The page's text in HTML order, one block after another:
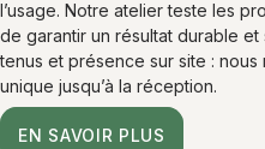
l’usage. Notre atelier teste les
de garantir un résultat durable
tenus et présence sur site :
unique jusqu’à la réception.
EN SAVOIR PLUS